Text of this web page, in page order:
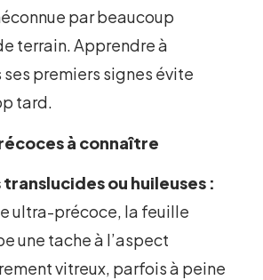
par beaucoup
terrain. Apprendre à
premiers signes évite
tard.
à connaître
ou huileuses :
ultra-précoce, la feuille
une tache à l’aspect
vitreux, parfois à peine